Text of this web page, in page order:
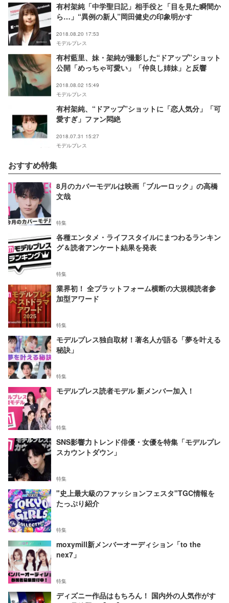
有村架純「中学聖日記」相手役と「目を見た瞬間か
ら…」“異例の新人”岡田健史の印象明かす
2018.08.20 17:53
モデルプレス
有村藍里、妹・架純が撮影した“ドアップ”ショット
公開「めっちゃ可愛い」「仲良し姉妹」と反響
2018.08.02 15:49
モデルプレス
有村架純、“ドアップ”ショットに「恋人気分」「可
愛すぎ」ファン悶絶
2018.07.31 15:27
モデルプレス
おすすめ特集
8月のカバーモデルは映画「ブルーロック」の高橋
文哉
特集
各種エンタメ・ライフスタイルにまつわるランキン
グ＆読者アンケート結果を発表
特集
業界初！ 全プラットフォーム横断の大規模読者参
加型アワード
特集
モデルプレス独自取材！著名人が語る「夢を叶える
秘訣」
特集
モデルプレス読者モデル 新メンバー加入！
特集
SNS影響力トレンド俳優・女優を特集「モデルプレ
スカウントダウン」
特集
"史上最大級のファッションフェスタ"TGC情報を
たっぷり紹介
特集
moxymill新メンバーオーディション「to the
nex7」
特集
ディズニー作品はもちろん！ 国内外の人気作がす